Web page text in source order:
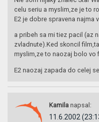
celu seriu a myslim,ze je to
E2 je dobre spravena najma
a pribeh sa mi tiez pacil (az
zvladnute).Ked skoncil
myslim,ze to naozaj bolo vo
E2 naozaj zapada do celej
Kamila napsal:
11.6.2002